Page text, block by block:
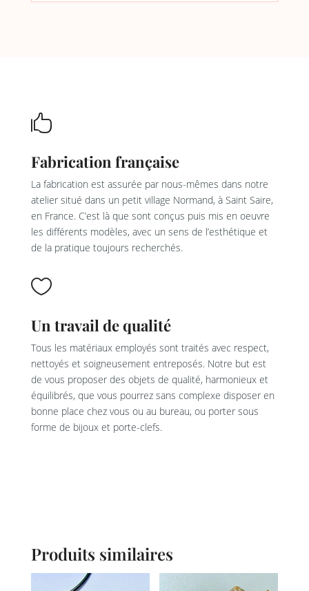

Fabrication française
La fabrication est assurée par nous-mêmes dans notre
atelier situé dans un petit village Normand, à Saint Saire,
en France. C’est là que sont conçus puis mis en oeuvre
les différents modèles, avec un sens de l’esthétique et
de la pratique toujours recherchés.

Un travail de qualité
Tous les matériaux employés sont traités avec respect,
nettoyés et soigneusement entreposés. Notre but est
de vous proposer des objets de qualité, harmonieux et
équilibrés, que vous pourrez sans complexe disposer en
bonne place chez vous ou au bureau, ou porter sous
forme de bijoux et porte-clefs.
Produits similaires